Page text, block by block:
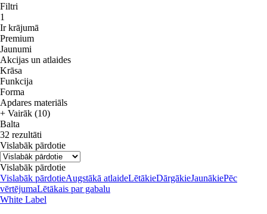
Filtri
1
Ir krājumā
Premium
Jaunumi
Akcijas un atlaides
Krāsa
Funkcija
Forma
Apdares materiāls
+ Vairāk (10)
Balta
32 rezultāti
Vislabāk pārdotie
Vislabāk pārdotie
Vislabāk pārdotieAugstākā atlaideLētākieDārgākieJaunākiePēc
vērtējumaLētākais par gabalu
White Label